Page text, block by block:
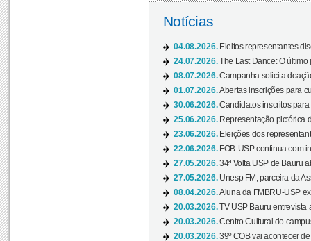
Notícias
04.08.2026. Eleitos representantes
24.07.2026.The Last Dance: O
08.07.2026.Campanha solicita
01.07.2026.Abertas inscrições para
30.06.2026.Candidatos inscritos
25.06.2026. Representação pictórica
23.06.2026. Eleições dos
22.06.2026. FOB-USP continua com
27.05.2026.34ª Volta USP de Bauru
27.05.2026. Unesp FM, parceira da
08.04.2026.Aluna da FMBRU-USP
20.03.2026.TV USP Bauru entrevista
20.03.2026.Centro Cultural do
20.03.2026.39º COB vai acontecer